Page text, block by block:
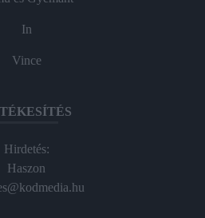
In
Vince
Hirdetés:
Haszon